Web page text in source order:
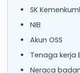
SK
NIB
Akun OSS
Tenaga kerja
Neraca